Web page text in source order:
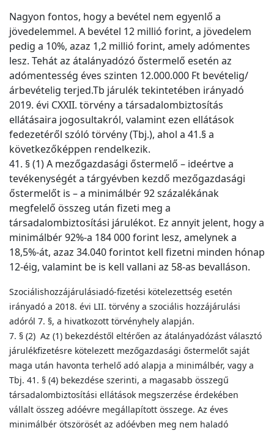
Nagyon fontos, hogy a bevétel nem egyenlő a
jövedelemmel. A bevétel 12 millió forint, a jövedelem
pedig a 10%, azaz 1,2 millió forint, amely adómentes
lesz. Tehát az átalányadózó őstermelő esetén az
adómentesség éves szinten 12.000.000 Ft bevételig/
árbevételig terjed.Tb járulék tekintetében irányadó
2019. évi CXXII. törvény a társadalombiztosítás
ellátásaira jogosultakról, valamint ezen ellátások
fedezetéről szóló törvény (Tbj.), ahol a 41.§ a
következőképpen rendelkezik.
41. § (1) A mezőgazdasági őstermelő – ideértve a
tevékenységét a tárgyévben kezdő mezőgazdasági
őstermelőt is – a minimálbér 92 százalékának
megfelelő összeg után fizeti meg a
társadalombiztosítási járulékot. Ez annyit jelent, hogy a
minimálbér 92%-a 184 000 forint lesz, amelynek a
18,5%-át, azaz 34.040 forintot kell fizetni minden hónap
12-éig, valamint be is kell vallani az 58-as bevalláson.
Szociálishozzájárulásiadó-fizetési kötelezettség esetén
irányadó a 2018. évi LII. törvény a szociális hozzájárulási
adóról 7. §, a hivatkozott törvényhely alapján.
7. § (2) Az (1) bekezdéstől eltérően az átalányadózást választó
járulékfizetésre kötelezett mezőgazdasági őstermelőt saját
maga után havonta terhelő adó alapja a minimálbér, vagy a
Tbj. 41. § (4) bekezdése szerinti, a magasabb összegű
társadalombiztosítási ellátások megszerzése érdekében
vállalt összeg adóévre megállapított összege. Az éves
minimálbér ötszörösét az adóévben meg nem haladó